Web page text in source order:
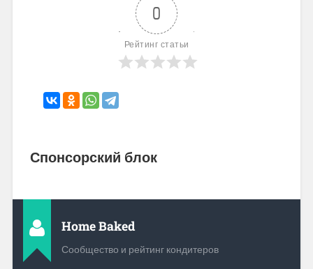
0
Рейтинг статьи
Спонсорский блок
Home Baked
Сообщество и рейтинг кондитеров